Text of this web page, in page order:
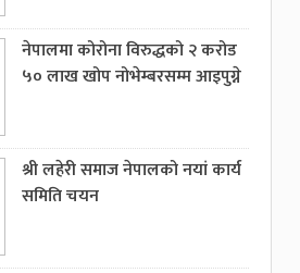
नेपालमा कोरोना विरुद्धको २ करोड
५० लाख खोप नोभेम्बरसम्म आइपुग्ने
श्री लहेरी समाज नेपालको नयां कार्य
समिति चयन